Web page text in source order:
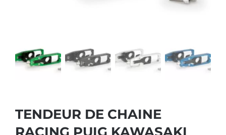
TENDEUR DE CHAINE
RACING PUIG KAWASAKI